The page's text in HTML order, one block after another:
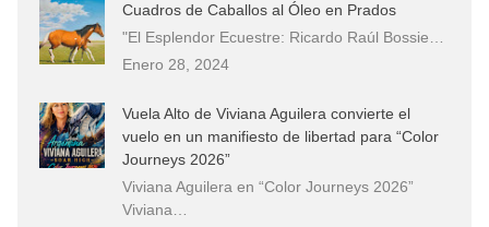
Cuadros de Caballos al Óleo en Prados
"El Esplendor Ecuestre: Ricardo Raúl Bossie…
Enero 28, 2024
Vuela Alto de Viviana Aguilera convierte el
vuelo en un manifiesto de libertad para “Color
Journeys 2026”
Viviana Aguilera en “Color Journeys 2026”
Viviana…